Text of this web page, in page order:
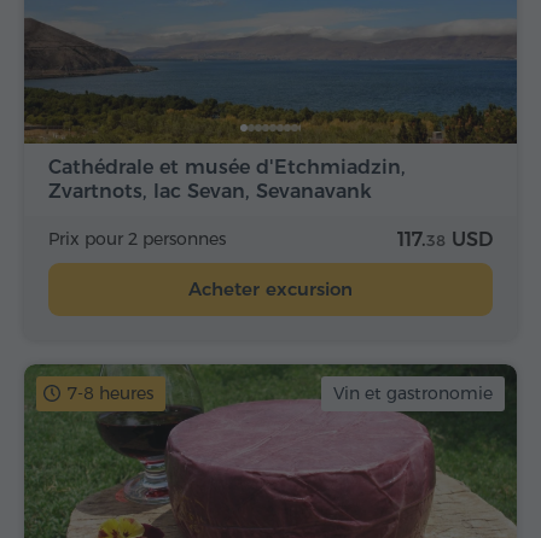
Cathédrale et musée d'Etchmiadzin,
Zvartnots, lac Sevan, Sevanavank
Prix pour 2 personnes 117.38 USD
Acheter excursion
7-8 heures Vin et gastronomie